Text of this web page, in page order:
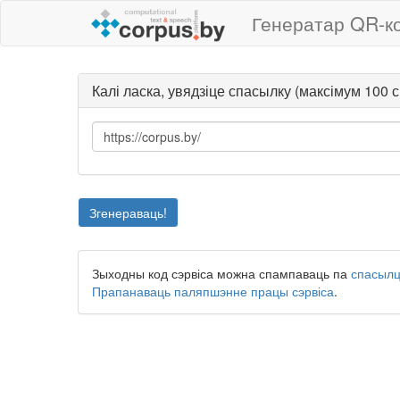
Генератар QR-
Калі ласка, увядзіце спасылку (максімум 100
Згенераваць!
Зыходны код сэрвіса можна спампаваць па
Прапанаваць паляпшэнне працы сэрвіса.